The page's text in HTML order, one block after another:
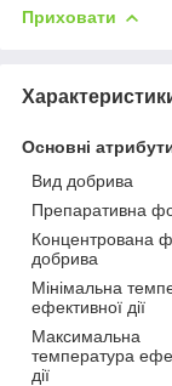
Приховати
Основні
Вид добрива
Препаративна
Концентрована
добрива
Мінімальна
ефективної дії
Максимальна
температура
дії